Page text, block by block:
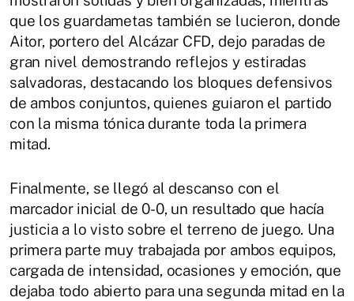
que los guardametas también se lucieron, donde
Aitor, portero del Alcázar CFD, dejo paradas de
gran nivel demostrando reflejos y estiradas
salvadoras, destacando los bloques defensivos
de ambos conjuntos, quienes guiaron el partido
con la misma tónica durante toda la primera
mitad.
Finalmente, se llegó al descanso con el
marcador inicial de 0-0, un resultado que hacía
justicia a lo visto sobre el terreno de juego. Una
primera parte muy trabajada por ambos equipos,
cargada de intensidad, ocasiones y emoción, que
dejaba todo abierto para una segunda mitad en la